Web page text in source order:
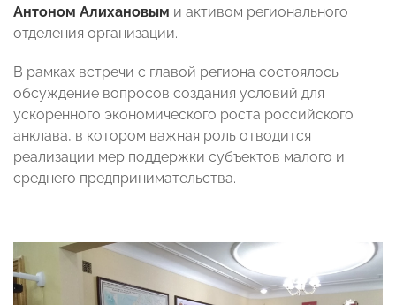
Антоном Алихановым и активом регионального
отделения организации.
В рамках встречи с главой региона состоялось
обсуждение вопросов создания условий для
ускоренного экономического роста российского
анклава, в котором важная роль отводится
реализации мер поддержки субъектов малого и
среднего предпринимательства.